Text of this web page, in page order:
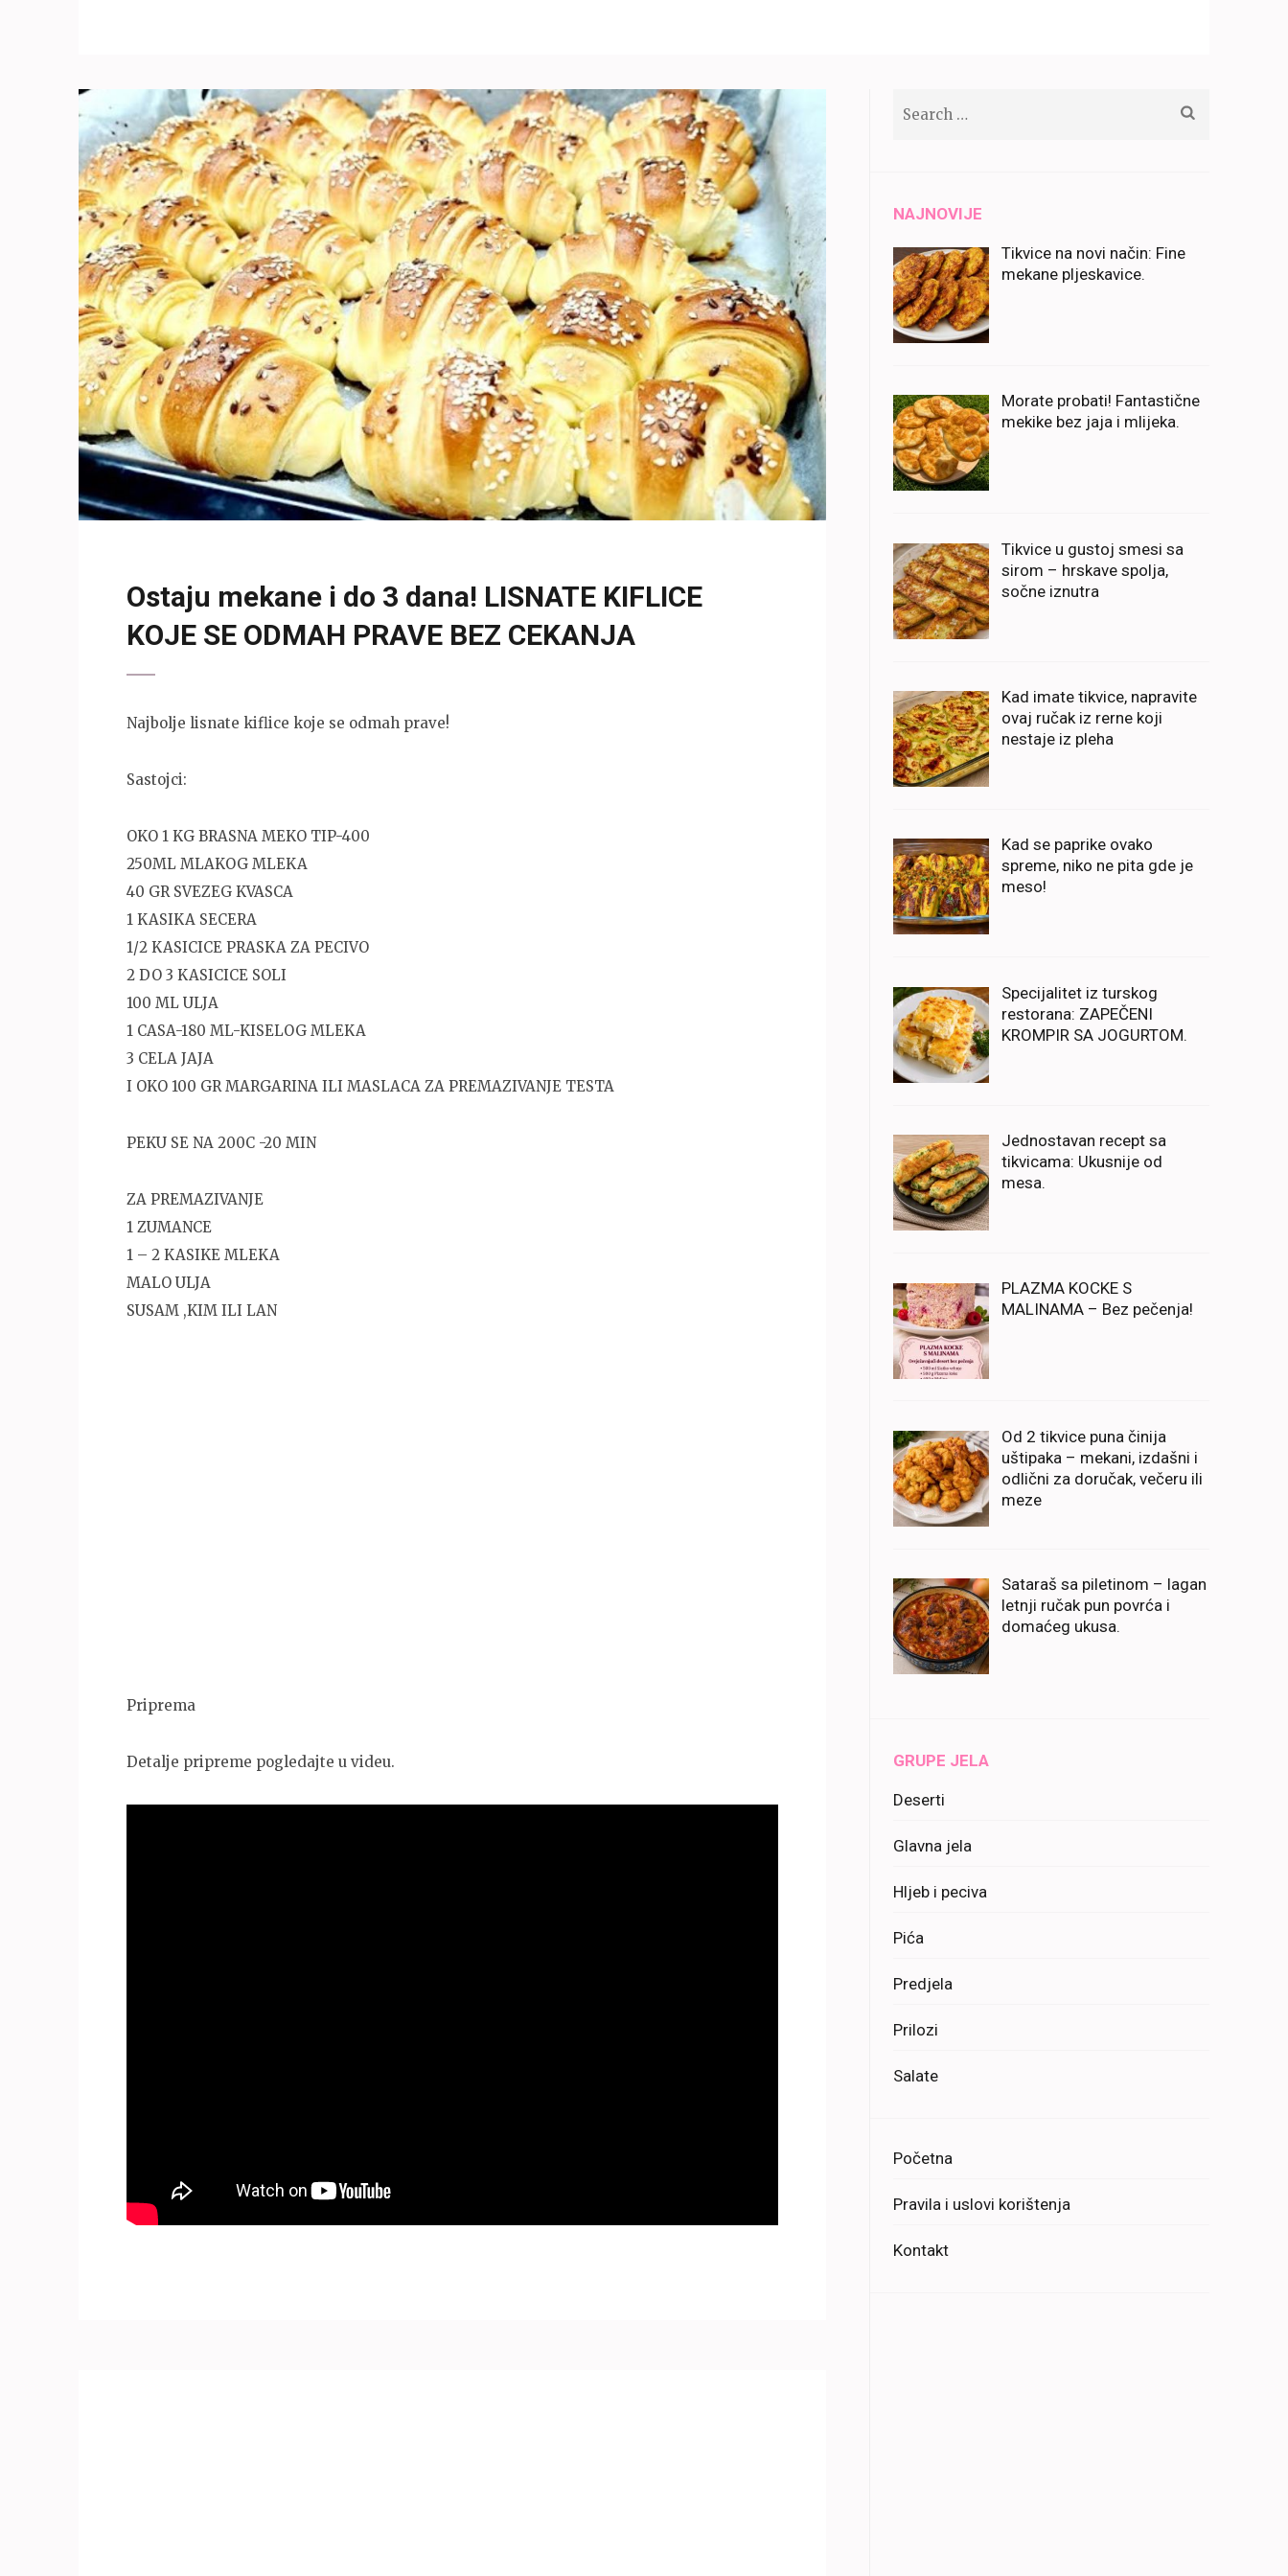
Ostaju mekane i do 3 dana! LISNATE KIFLICE
KOJE SE ODMAH PRAVE BEZ CEKANJA
Najbolje lisnate kiflice koje se odmah prave!
Sastojci:
OKO 1 KG BRASNA MEKO TIP-400
250ML MLAKOG MLEKA
40 GR SVEZEG KVASCA
1 KASIKA SECERA
1/2 KASICICE PRASKA ZA PECIVO
2 DO 3 KASICICE SOLI
100 ML ULJA
1 CASA-180 ML-KISELOG MLEKA
3 CELA JAJA
I OKO 100 GR MARGARINA ILI MASLACA ZA PREMAZIVANJE TESTA
PEKU SE NA 200C -20 MIN
ZA PREMAZIVANJE
1 ZUMANCE
1 – 2 KASIKE MLEKA
MALO ULJA
SUSAM ,KIM ILI LAN
Priprema
Detalje pripreme pogledajte u videu.
NAJNOVIJE
Tikvice na novi način: Fine
mekane pljeskavice.
Morate probati! Fantastične
mekike bez jaja i mlijeka.
Tikvice u gustoj smesi sa
sirom – hrskave spolja,
sočne iznutra
Kad imate tikvice, napravite
ovaj ručak iz rerne koji
nestaje iz pleha
Kad se paprike ovako
spreme, niko ne pita gde je
meso!
Specijalitet iz turskog
restorana: ZAPEČENI
KROMPIR SA JOGURTOM.
Jednostavan recept sa
tikvicama: Ukusnije od
mesa.
PLAZMA KOCKE S
MALINAMA – Bez pečenja!
Od 2 tikvice puna činija
uštipaka – mekani, izdašni i
odlični za doručak, večeru ili
meze
Sataraš sa piletinom – lagan
letnji ručak pun povrća i
domaćeg ukusa.
GRUPE JELA
Deserti
Glavna jela
Hljeb i peciva
Pića
Predjela
Prilozi
Salate
Početna
Pravila i uslovi korištenja
Kontakt